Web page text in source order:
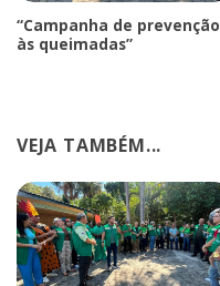
“Campanha de prevenção
às queimadas”
VEJA TAMBÉM...